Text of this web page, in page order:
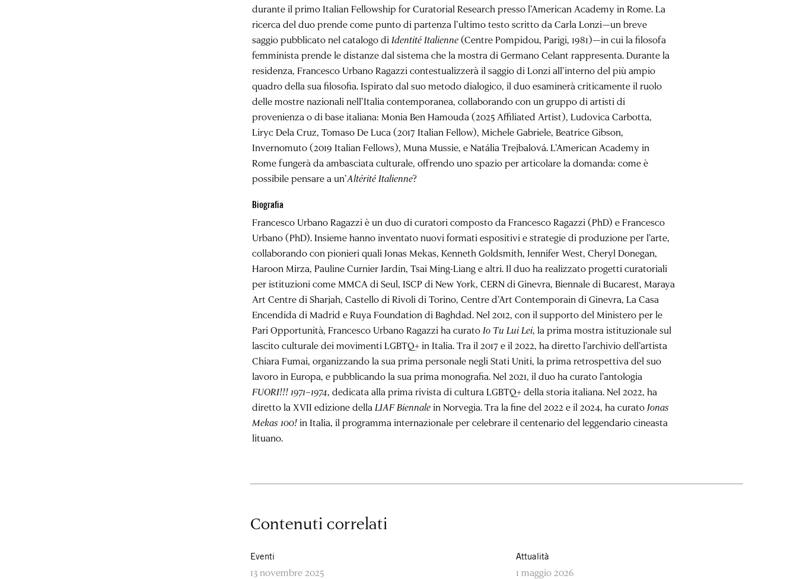
durante il primo Italian Fellowship for Curatorial Research presso l’American Academy in Rome. La
ricerca del duo prende come punto di partenza l’ultimo testo scritto da Carla Lonzi—un breve
saggio pubblicato nel catalogo di Identité Italienne(Centre Pompidou, Parigi, 1981)—in cui la filosofa
femminista prende le distanze dal sistema che la mostra di Germano Celant rappresenta. Durante la
residenza, Francesco Urbano Ragazzi contestualizzerà il saggio di Lonzi all’interno del più ampio
quadro della sua filosofia. Ispirato dal suo metodo dialogico, il duo esaminerà criticamente il ruolo
delle mostre nazionali nell’Italia contemporanea, collaborando con un gruppo di artisti di
provenienza o di base italiana: Monia Ben Hamouda (2025 Affiliated Artist), Ludovica Carbotta,
Liryc Dela Cruz,Tomaso De Luca (2017 Italian Fellow), Michele Gabriele, Beatrice Gibson,
Invernomuto(2019 Italian Fellows), Muna Mussie, e Natália Trejbalová. L’American Academy in
Rome fungerà da ambasciata culturale, offrendo uno spazio per articolare la domanda: come è
possibile pensare a un’Altérité Italienne?
Biografia
Francesco Urbano Ragazzi è un duo di curatori composto da Francesco Ragazzi (PhD) e Francesco
Urbano (PhD). Insieme hanno inventato nuovi formati espositivi e strategie di produzione per l’arte,
collaborando con pionieri quali Jonas Mekas, Kenneth Goldsmith, Jennifer West, Cheryl Donegan,
Haroon Mirza, Pauline Curnier Jardin, Tsai Ming-Liang e altri. Il duo ha realizzato progetti curatoriali
per istituzioni come MMCA di Seul, ISCP di New York, CERN di Ginevra, Biennale di Bucarest, Maraya
Art Centre di Sharjah, Castello di Rivoli di Torino, Centre d’Art Contemporain di Ginevra, La Casa
Encendida di Madrid e Ruya Foundation di Baghdad. Nel 2012, con il supporto del Ministero per le
Pari Opportunità, Francesco Urbano Ragazzi ha curato Io Tu Lui Lei, la prima mostra istituzionale sul
lascito culturale dei movimenti LGBTQ+ in Italia. Tra il 2017 e il 2022, ha diretto l’archivio dell’artista
Chiara Fumai, organizzando la sua prima personale negli Stati Uniti, la prima retrospettiva del suo
lavoro in Europa, e pubblicando la sua prima monografia. Nel 2021, il duo ha curato l’antologia
FUORI!!! 1971–1974, dedicata alla prima rivista di cultura LGBTQ+ della storia italiana. Nel 2022, ha
diretto la XVII edizione della LIAF Biennalein Norvegia. Tra la fine del 2022 e il 2024, ha curato Jonas
Mekas 100!in Italia, il programma internazionale per celebrare il centenario del leggendario cineasta
lituano.
Contenuti correlati
Eventi
13 novembre 2025
Attualità
1 maggio 2026